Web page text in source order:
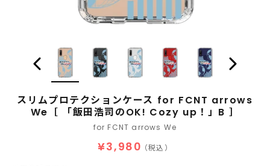
スリムプロテクションケース for FCNT arrows
We［ 「飯田浩司のOK! Cozy up！」B ］
for FCNT arrows We
¥3,980 （税込）